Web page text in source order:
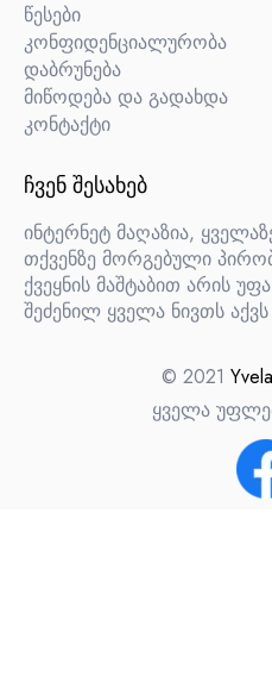
წესები
კონფიდენციალურობა
დაბრუნება
მიწოდება და გადახდა
კონტაქტი
ᲩᲕᲔᲜ ᲨᲔᲡᲐᲮᲔᲑ
ინტერნეტ მაღაზია,
თქვენზე მორგებული
ქვეყნის მაშტაბით არის
შეძენილ ყველა ნივთს
© 2021
ყველა